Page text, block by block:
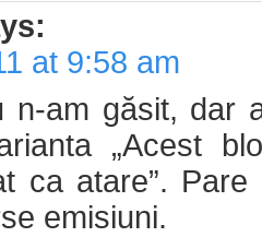
at 9:58 am
n-am găsit, dar
„Acest
ca atare”.
emisiuni.